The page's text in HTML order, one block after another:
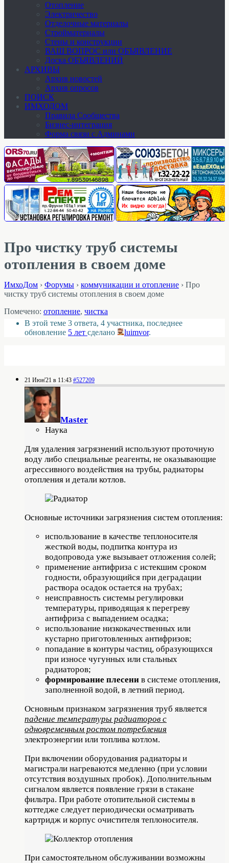
Отопление
Электричество
Отделочные материалы
Стройматериалы
Стены и конструкции
ВАШ ВОПРОС или ОБЪЯВЛЕНИЕ
Доска ОБЪЯВЛЕНИЙ
АРХИВЫ
Архив новостей
Архив опросов
ПОИСК
ИМХОДОМ
Правила Сообщества
Бизнес-интеграция
Форма связи с Админами
Про чистку труб системы
отопления в своем доме
ИмхоДом › Форумы › коммуникации и отопление › Про
чистку труб системы отопления в своем доме
Помечено: отопление, чистка
В этой теме 3 ответа, 4 участника, последнее
обновление 5 лет сделано luimvor.
21 Июн'21 в 11:43 #527209
Master
Наука
Для удаления загрязнений используют проточную
воду либо специальные реагенты, не оказывающие
агрессивного воздействия на трубы, радиаторы
отопления и детали котлов.
Основные источники загрязнения систем отопления:
использование в качестве теплоносителя
жесткой воды, подпитка контура из
водопровода уже вызывает отложения солей;
применение антифриза с истекшим сроком
годности, образующийся при деградации
раствора осадок остается на трубах;
неисправность системы регулировки
температуры, приводящая к перегреву
антифриза с выпадением осадка;
использование низкокачественных или
кустарно приготовленных антифризов;
попадание в контуры частиц, образующихся
при износе чугунных или стальных
радиаторов;
формирование плесени в системе отопления,
заполненной водой, в летний период.
Основным признаком загрязнения труб является
падение температуры радиаторов с
одновременным ростом потребления
электроэнергии или топлива котлом.
При включении оборудования радиаторы и
магистрали нагреваются медленно (при условии
отсутствия воздушных пробок). Дополнительным
сигналом является появление грязи в стакане
фильтра. При работе отопительной системы в
коттедже следует периодически осматривать
картридж и корпус очистителя теплоносителя.
При самостоятельном обслуживании возможны